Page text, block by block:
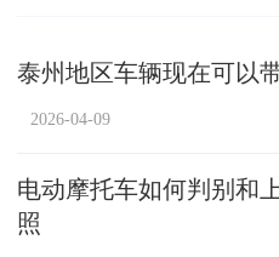
泰州地区车辆现在可以
2026-04-09
电动摩托车如何判别和
照